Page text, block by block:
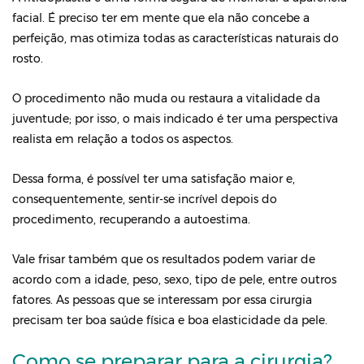
facial. É preciso ter em mente que ela não concebe a
perfeição, mas otimiza todas as características naturais do
rosto.
O procedimento não muda ou restaura a vitalidade da
juventude; por isso, o mais indicado é ter uma perspectiva
realista em relação a todos os aspectos.
Dessa forma, é possível ter uma satisfação maior e,
consequentemente, sentir-se incrível depois do
procedimento, recuperando a autoestima.
Vale frisar também que os resultados podem variar de
acordo com a idade, peso, sexo, tipo de pele, entre outros
fatores. As pessoas que se interessam por essa cirurgia
precisam ter boa saúde física e boa elasticidade da pele.